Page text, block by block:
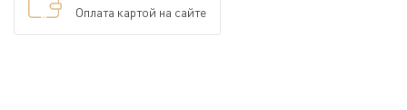
Оплата картой на сайте